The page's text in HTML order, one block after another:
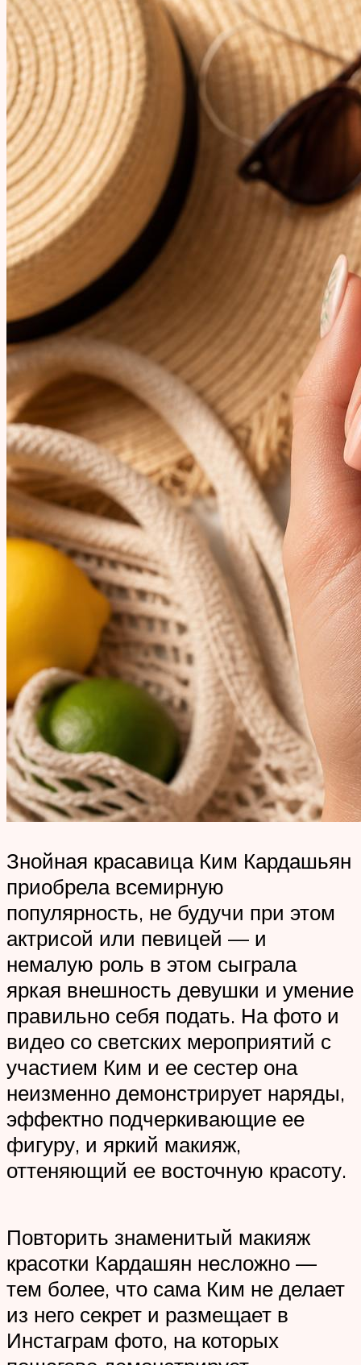
Знойная красавица Ким Кардашьян
приобрела всемирную
популярность, не будучи при этом
актрисой или певицей — и
немалую роль в этом сыграла
яркая внешность девушки и умение
правильно себя подать. На фото и
видео со светских мероприятий с
участием Ким и ее сестер она
неизменно демонстрирует наряды,
эффектно подчеркивающие ее
фигуру, и яркий макияж,
оттеняющий ее восточную красоту.
Повторить знаменитый макияж
красотки Кардашян несложно —
тем более, что сама Ким не делает
из него секрет и размещает в
Инстаграм фото, на которых